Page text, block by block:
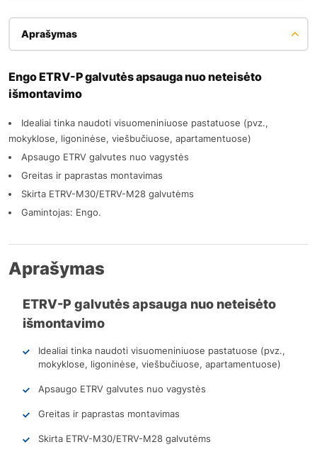
Aprašymas
Engo ETRV-P galvutės apsauga nuo neteisėto
išmontavimo
Idealiai tinka naudoti visuomeniniuose pastatuose (pvz.,
mokyklose, ligoninėse, viešbučiuose, apartamentuose)
Apsaugo ETRV galvutes nuo vagystės
Greitas ir paprastas montavimas
Skirta ETRV-M30/ETRV-M28 galvutėms
Gamintojas: Engo.
Aprašymas
ETRV-P galvutės apsauga nuo neteisėto
išmontavimo
Idealiai tinka naudoti visuomeniniuose pastatuose (pvz.,
mokyklose, ligoninėse, viešbučiuose, apartamentuose)
Apsaugo ETRV galvutes nuo vagystės
Greitas ir paprastas montavimas
Skirta ETRV-M30/ETRV-M28 galvutėms